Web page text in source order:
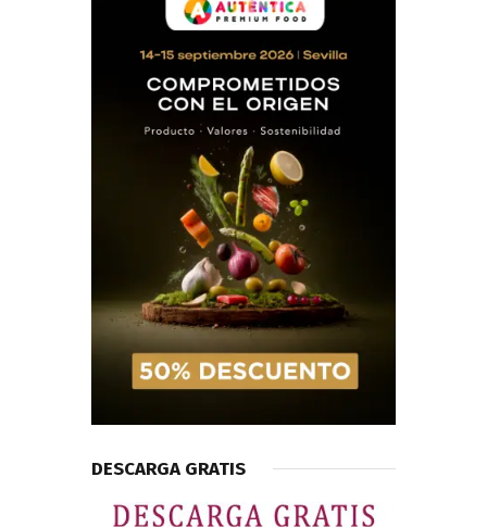
DESCARGA GRATIS